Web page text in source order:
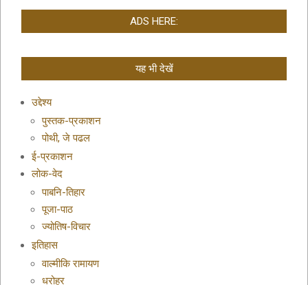
ADS HERE:
यह भी देखें
उद्देश्य
पुस्तक-प्रकाशन
पोथी, जे पढल
ई-प्रकाशन
लोक-वेद
पाबनि-तिहार
पूजा-पाठ
ज्योतिष-विचार
इतिहास
वाल्मीकि रामायण
धरोहर